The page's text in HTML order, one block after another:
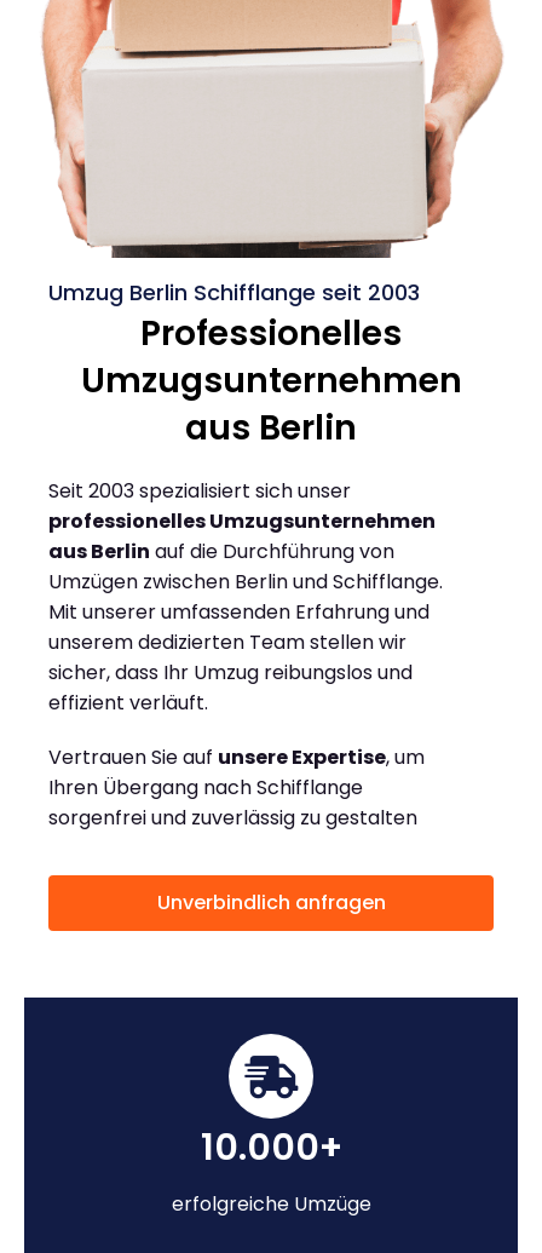
Umzug Berlin Schifflange seit 2003
Professionelles
Umzugsunternehmen
aus Berlin
Seit 2003 spezialisiert sich unser
professionelles Umzugsunternehmen
aus Berlin auf die Durchführung von
Umzügen zwischen Berlin und Schifflange.
Mit unserer umfassenden Erfahrung und
unserem dedizierten Team stellen wir
sicher, dass Ihr Umzug reibungslos und
effizient verläuft.
Vertrauen Sie auf unsere Expertise, um
Ihren Übergang nach Schifflange
sorgenfrei und zuverlässig zu gestalten
Unverbindlich anfragen
10.000+
erfolgreiche Umzüge